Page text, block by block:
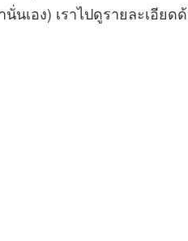
นั่นเอง) เราไปดูรายละเอีย